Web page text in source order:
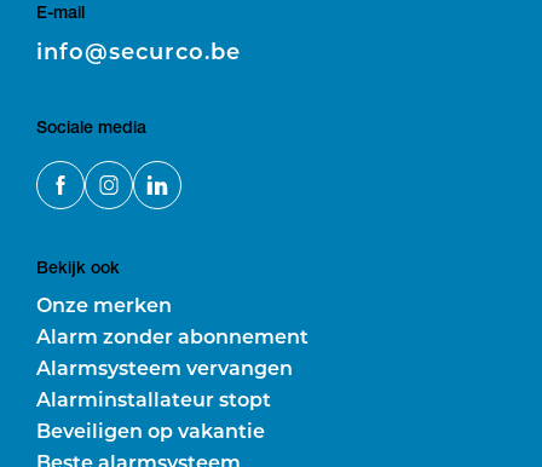
E-mail
E
info@securco.be
Sociale media
Bekijk ook
Onze merken
Alarm zonder abonnement
Alarmsysteem vervangen
Alarminstallateur stopt
Beveiligen op vakantie
Beste alarmsysteem